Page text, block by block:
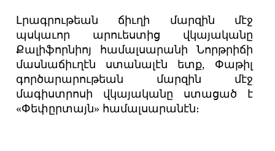
Լրագրութեան ճիւղի մարզին մէջ
պսկաւոր արուեստից վկայականը
Քալիֆորնիոյ համալսարանի Նորթրիճի
մասնաճիւղէն ստանալէն ետք, Փաթիլ
գործարարութեան մարզին մէջ
մագիստրոսի վկայականը ստացած է
«Փեփըրտայն» համալսարանէն։